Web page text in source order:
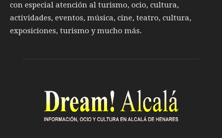
con especial atención al turismo, ocio, cultura,
actividades, eventos, música, cine, teatro, cultura,
exposiciones, turismo y mucho más.